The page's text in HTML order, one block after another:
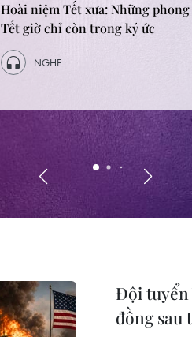
"Đặc sản" tắc đường ở Hà Nội -
mới chấm dứt?
Đội tuyển
đồng sau